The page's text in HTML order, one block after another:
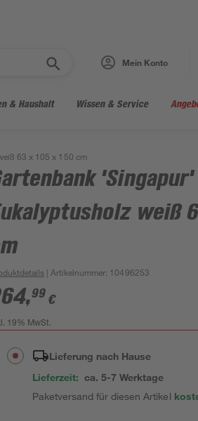
Mein Konto
& Haushalt Wissen & Service
63 x 105 x 150 cm
weiß
| Artikelnummer: 10496253
,99 €
19% MwSt.
Lieferung nach Hause
Lieferzeit: ca. 5-7 Werktage
Paketversand für diesen Artikel